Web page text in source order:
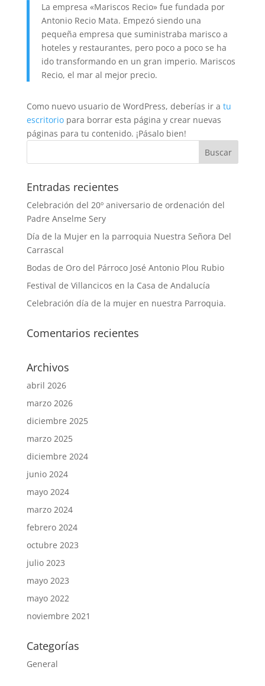
La empresa «Mariscos Recio» fue fundada por
Antonio Recio Mata. Empezó siendo una
pequeña empresa que suministraba marisco a
hoteles y restaurantes, pero poco a poco se ha
ido transformando en un gran imperio. Mariscos
Recio, el mar al mejor precio.
Como nuevo usuario de WordPress, deberías ir a tu
escritoriopara borrar esta página y crear nuevas
páginas para tu contenido. ¡Pásalo bien!
Entradas recientes
Celebración del 20º aniversario de ordenación del
Padre Anselme Sery
Día de la Mujer en la parroquia Nuestra Señora Del
Carrascal
Bodas de Oro del Párroco José Antonio Plou Rubio
Festival de Villancicos en la Casa de Andalucía
Celebración día de la mujer en nuestra Parroquia.
Comentarios recientes
Archivos
abril 2026
marzo 2026
diciembre 2025
marzo 2025
diciembre 2024
junio 2024
mayo 2024
marzo 2024
febrero 2024
octubre 2023
julio 2023
mayo 2023
mayo 2022
noviembre 2021
Categorías
General